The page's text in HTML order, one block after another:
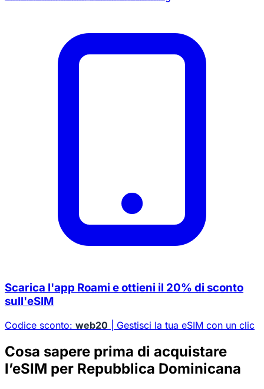
Scarica l'app Roami e ottieni il 20% di sconto
sull'eSIM
Codice sconto: web20 | Gestisci la tua eSIM con un clic
Cosa sapere prima di acquistare
l’eSIM per Repubblica Dominicana